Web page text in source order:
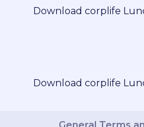
Download corplife
Download corplife
General Terms